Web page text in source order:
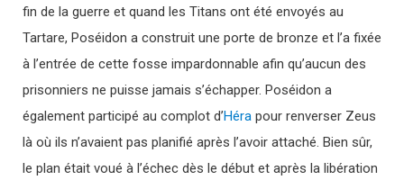
fin de la guerre et quand les Titans ont été envoyés au
Tartare, Poséidon a construit une porte de bronze et l’a fixée
à l’entrée de cette fosse impardonnable afin qu’aucun des
prisonniers ne puisse jamais s’échapper. Poséidon a
également participé au complot d’Héra pour renverser Zeus
là où ils n’avaient pas planifié après l’avoir attaché. Bien sûr,
le plan était voué à l’échec dès le début et après la libération